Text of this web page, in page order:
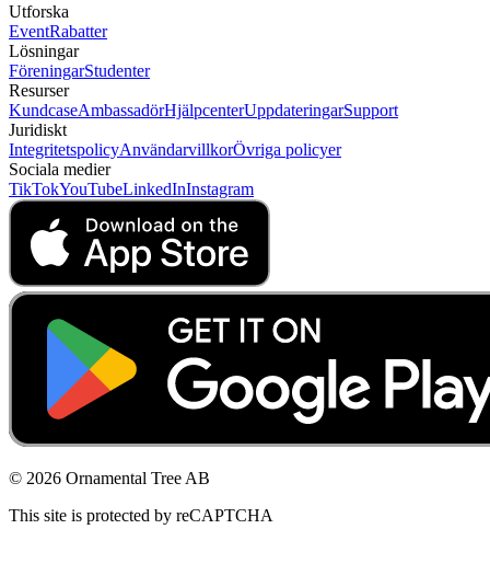
Utforska
EventRabatter
Lösningar
FöreningarStudenter
Resurser
KundcaseAmbassadörHjälpcenterUppdateringarSupport
Juridiskt
IntegritetspolicyAnvändarvillkorÖvriga policyer
Sociala medier
TikTokYouTubeLinkedInInstagram
© 2026 Ornamental Tree AB
This site is protected by reCAPTCHA